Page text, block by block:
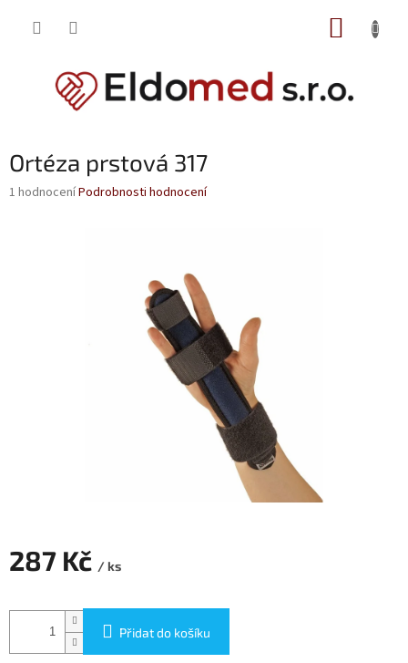
Ortéza prstová 317
Průměrné
1 hodnoceníPodrobnosti hodnocení
287 Kč / ks
cena:
Přidat do košíku